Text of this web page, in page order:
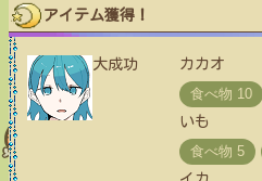
アイテム獲得！
大成功 カカオ
いも